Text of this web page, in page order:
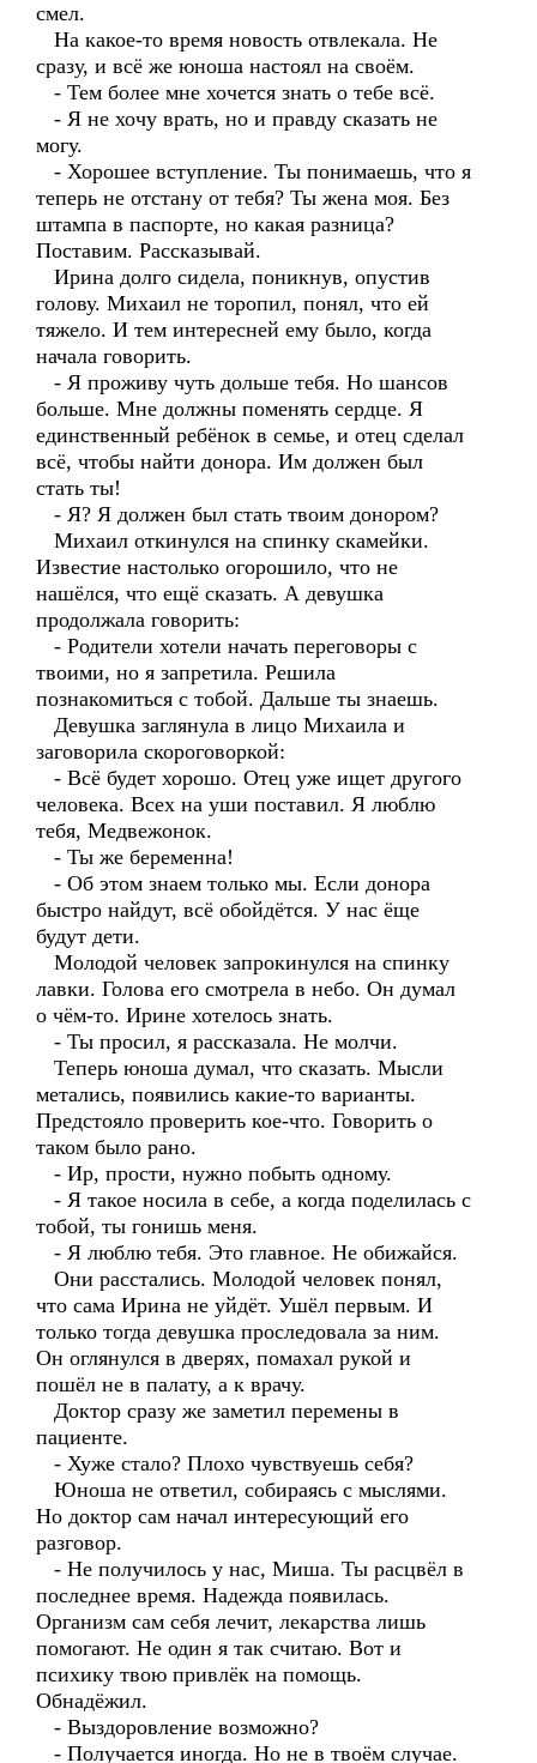
смел.
На какое-то время новость отвлекала. Не
сразу, и всё же юноша настоял на своём.
- Тем более мне хочется знать о тебе всё.
- Я не хочу врать, но и правду сказать не
могу.
- Хорошее вступление. Ты понимаешь, что я
теперь не отстану от тебя? Ты жена моя. Без
штампа в паспорте, но какая разница?
Поставим. Рассказывай.
Ирина долго сидела, поникнув, опустив
голову. Михаил не торопил, понял, что ей
тяжело. И тем интересней ему было, когда
начала говорить.
- Я проживу чуть дольше тебя. Но шансов
больше. Мне должны поменять сердце. Я
единственный ребёнок в семье, и отец сделал
всё, чтобы найти донора. Им должен был
стать ты!
- Я? Я должен был стать твоим донором?
Михаил откинулся на спинку скамейки.
Известие настолько огорошило, что не
нашёлся, что ещё сказать. А девушка
продолжала говорить:
- Родители хотели начать переговоры с
твоими, но я запретила. Решила
познакомиться с тобой. Дальше ты знаешь.
Девушка заглянула в лицо Михаила и
заговорила скороговоркой:
- Всё будет хорошо. Отец уже ищет другого
человека. Всех на уши поставил. Я люблю
тебя, Медвежонок.
- Ты же беременна!
- Об этом знаем только мы. Если донора
быстро найдут, всё обойдётся. У нас ёще
будут дети.
Молодой человек запрокинулся на спинку
лавки. Голова его смотрела в небо. Он думал
о чём-то. Ирине хотелось знать.
- Ты просил, я рассказала. Не молчи.
Теперь юноша думал, что сказать. Мысли
метались, появились какие-то варианты.
Предстояло проверить кое-что. Говорить о
таком было рано.
- Ир, прости, нужно побыть одному.
- Я такое носила в себе, а когда поделилась с
тобой, ты гонишь меня.
- Я люблю тебя. Это главное. Не обижайся.
Они расстались. Молодой человек понял,
что сама Ирина не уйдёт. Ушёл первым. И
только тогда девушка проследовала за ним.
Он оглянулся в дверях, помахал рукой и
пошёл не в палату, а к врачу.
Доктор сразу же заметил перемены в
пациенте.
- Хуже стало? Плохо чувствуешь себя?
Юноша не ответил, собираясь с мыслями.
Но доктор сам начал интересующий его
разговор.
- Не получилось у нас, Миша. Ты расцвёл в
последнее время. Надежда появилась.
Организм сам себя лечит, лекарства лишь
помогают. Не один я так считаю. Вот и
психику твою привлёк на помощь.
Обнадёжил.
- Выздоровление возможно?
- Получается иногда. Но не в твоём случае.